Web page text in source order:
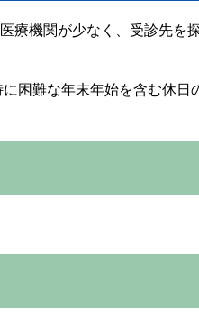
療機関が少なく、受診先を
困難な年末年始を含む休日